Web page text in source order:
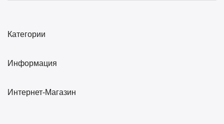
Категории
Информация
Интернет-Магазин